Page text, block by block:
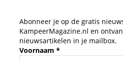
Abonneer je op de gratis
KampeerMagazine.nl en
nieuwsartikelen in je mailbox.
Voornaam *